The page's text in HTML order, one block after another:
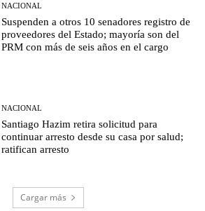
NACIONAL
Suspenden a otros 10 senadores registro de
proveedores del Estado; mayoría son del
PRM con más de seis años en el cargo
NACIONAL
Santiago Hazim retira solicitud para
continuar arresto desde su casa por salud;
ratifican arresto
Cargar más